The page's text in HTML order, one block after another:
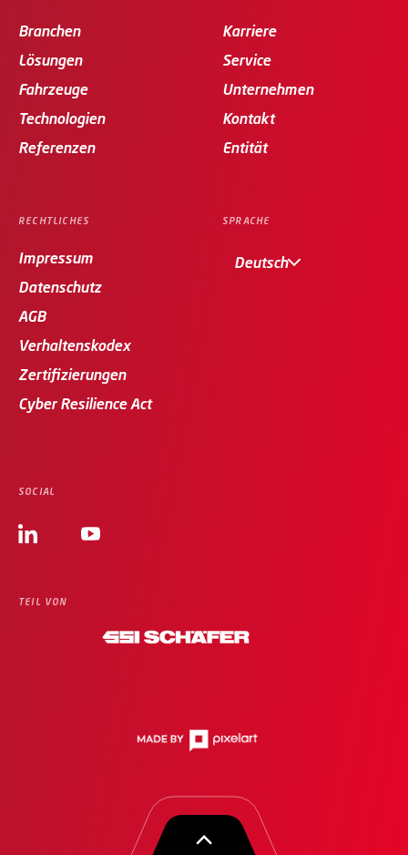
SPRACHE
Deutsch
Branchen
Lösungen
Fahrzeuge
Technologien
Referenzen
Karriere
Service
Unternehmen
Kontakt
Entität
RECHTLICHES
Impressum
Datenschutz
AGB
Verhaltenskodex
Zertifizierungen
Cyber Resilience Act
SOCIAL
TEIL VON